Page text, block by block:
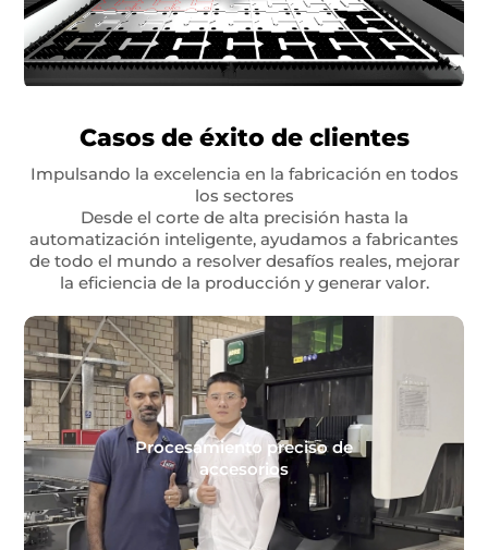
Casos de éxito de clientes
Impulsando la excelencia en la fabricación en todos
los sectores
Desde el corte de alta precisión hasta la
automatización inteligente, ayudamos a fabricantes
de todo el mundo a resolver desafíos reales, mejorar
la eficiencia de la producción y generar valor.
Procesamiento preciso de
accesorios